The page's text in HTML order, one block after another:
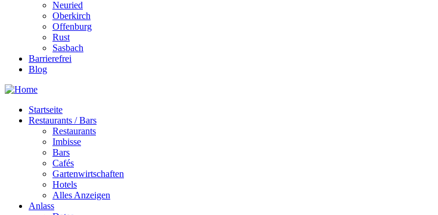
Neuried
Oberkirch
Offenburg
Rust
Sasbach
Barrierefrei
Blog
Startseite
Restaurants / Bars
Restaurants
Imbisse
Bars
Cafés
Gartenwirtschaften
Hotels
Alles Anzeigen
Anlass